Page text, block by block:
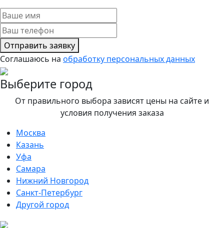
Отправить заявку
Соглашаюсь на обработку персональных данных
Выберите город
От правильного выбора зависят цены на сайте и
условия получения заказа
Москва
Казань
Уфа
Самара
Нижний Новгород
Санкт-Петербург
Другой город